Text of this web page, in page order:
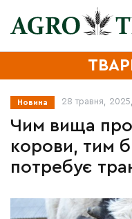
Новина 28 травня,
Чим вища
корови, тим
потребує